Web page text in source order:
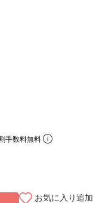
手数料無料
お気に入り追加